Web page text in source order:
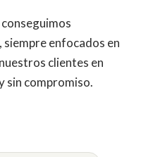
, siempre enfocados en
clientes en
sin compromiso.